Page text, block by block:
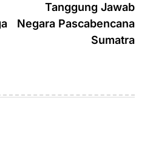
Tanggung Jawab
Negara Pascabencana
Sumatra